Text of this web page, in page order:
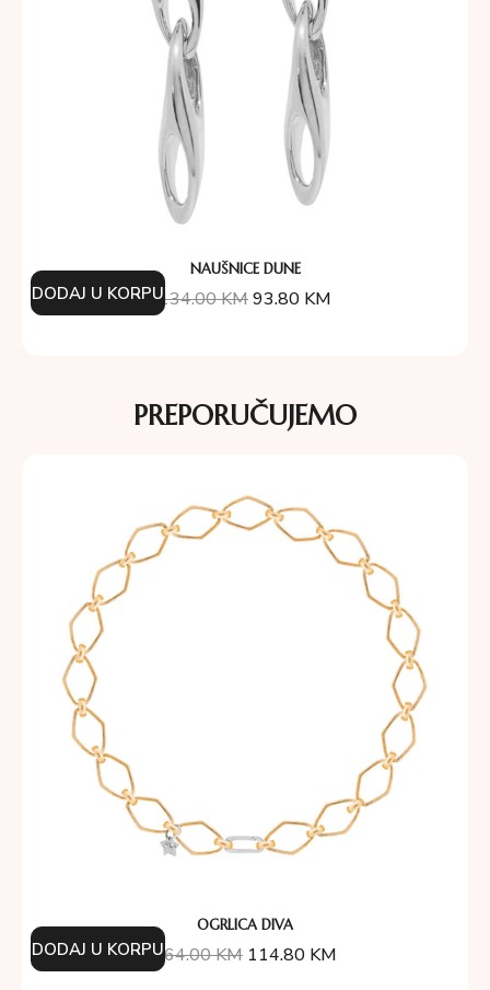
NAUŠNICE DUNE
134.00KM93.80 KM
DODAJ U KORPU
PREPORUČUJEMO
OGRLICA DIVA
164.00KM 114.80 KM
DODAJ U KORPU